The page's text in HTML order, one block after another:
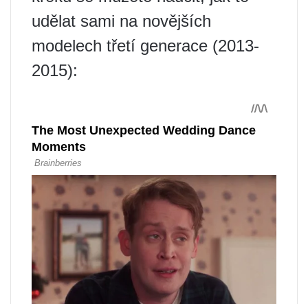
udělat sami na novějších
modelech třetí generace (2013-
2015):